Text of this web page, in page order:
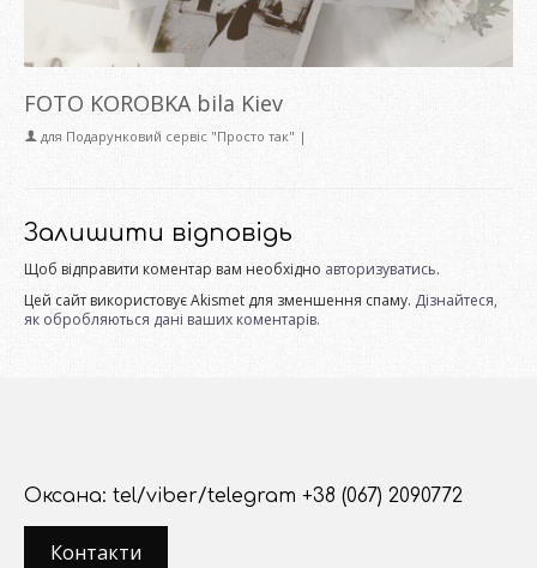
FOTO KOROBKA bila Kiev
для Подарунковий сервіс "Просто так" |
Залишити відповідь
Щоб відправити коментар вам необхідно авторизуватись.
Цей сайт використовує Akismet для зменшення спаму. Дізнайтеся,
як обробляються дані ваших коментарів.
Оксана: tel/viber/telegram +38 (067) 2090772
Контакти